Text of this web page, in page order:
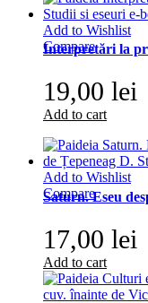
Add to Wishlist
Compare
Interpretări la
19,00 lei
Add to cart
Add to Wishlist
Compare
Saturn. Eseu
17,00 lei
Add to cart